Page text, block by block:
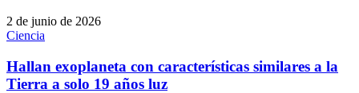
2 de junio de 2026
Ciencia
Hallan exoplaneta con características similares a la
Tierra a solo 19 años luz